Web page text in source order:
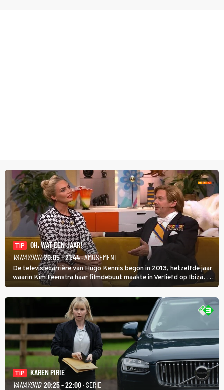
TIP
OH, WAT EEN JAAR!
VANAVOND 20:05 - 21:44· AMUSEMENT
De televisiecarrière van Hugo Kennis begon in 2013, hetzelfde jaar
waarin Kim Feenstra haar filmdebuut maakte in Verliefd op Ibiza. In
Oh, Wat een Jaar! wordt duidelijk wat ze nog meer weten van het
jaar waarin ze allebei eindtwintigers waren.
TIP
KAREN PIRIE
VANAVOND 20:25 - 22:00· SERIE